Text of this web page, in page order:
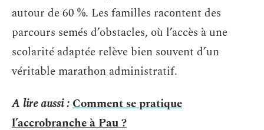
autour de 60 %. Les familles racontent des
parcours semés d’obstacles, où l’accès à une
scolarité adaptée relève bien souvent d’un
véritable marathon administratif.
A lire aussi :Comment se pratique
l’accrobranche à Pau ?